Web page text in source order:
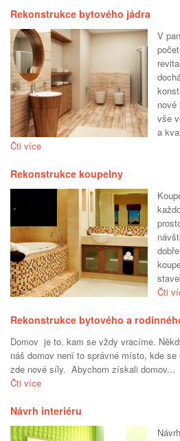
Rekonstrukce bytového jádra
V
vše
a
Čti více
Rekonstrukce koupelny
Čti
Rekonstrukce bytového a
Domov je to, kam se vždy vracíme.
náš domov není to správné místo, kde
zde nové síly. Abychom získali domov...
Čti více
Návrh interiéru